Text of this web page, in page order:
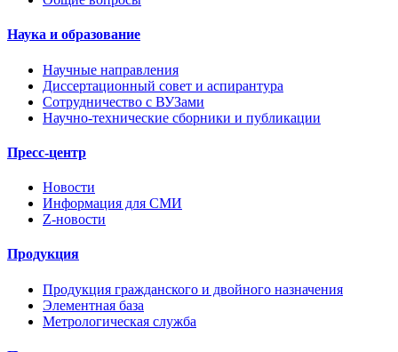
Наука и образование
Научные направления
Диссертационный совет и аспирантура
Сотрудничество с ВУЗами
Научно-технические сборники и публикации
Пресс-центр
Новости
Информация для СМИ
Z-новости
Продукция
Продукция гражданского и двойного назначения
Элементная база
Метрологическая служба